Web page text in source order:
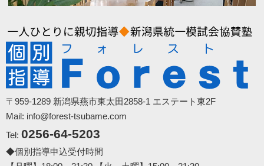
〒959-1289 新潟県燕市東太田2858-1 エステート東2F
Mail: info@forest-tsubame.com
Tel: 0256-64-5203
◆個別指導申込受付時間